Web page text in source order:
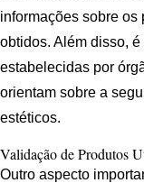
informações sobre
obtidos. Além disso,
estabelecidas por
orientam sobre a
estéticos.
Validação de Produtos
Outro aspecto